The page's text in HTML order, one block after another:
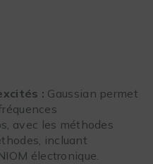
: Gaussian permet
avec les méthodes
incluant
électronique.